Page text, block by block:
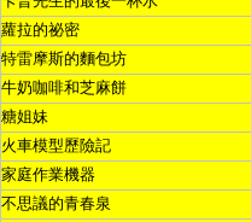
蘿拉的祕密
特雷摩斯的麵包坊
牛奶咖啡和芝麻餅
糖姐妹
火車模型歷險記
家庭作業機器
不思議的青春泉